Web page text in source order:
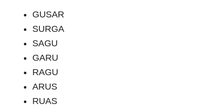
GUSAR
SURGA
SAGU
GARU
RAGU
ARUS
RUAS